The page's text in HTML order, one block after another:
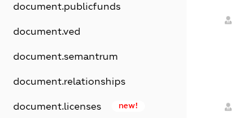
document.publicfunds
document.ved
document.semantrum
document.relationships
document.licenses new!